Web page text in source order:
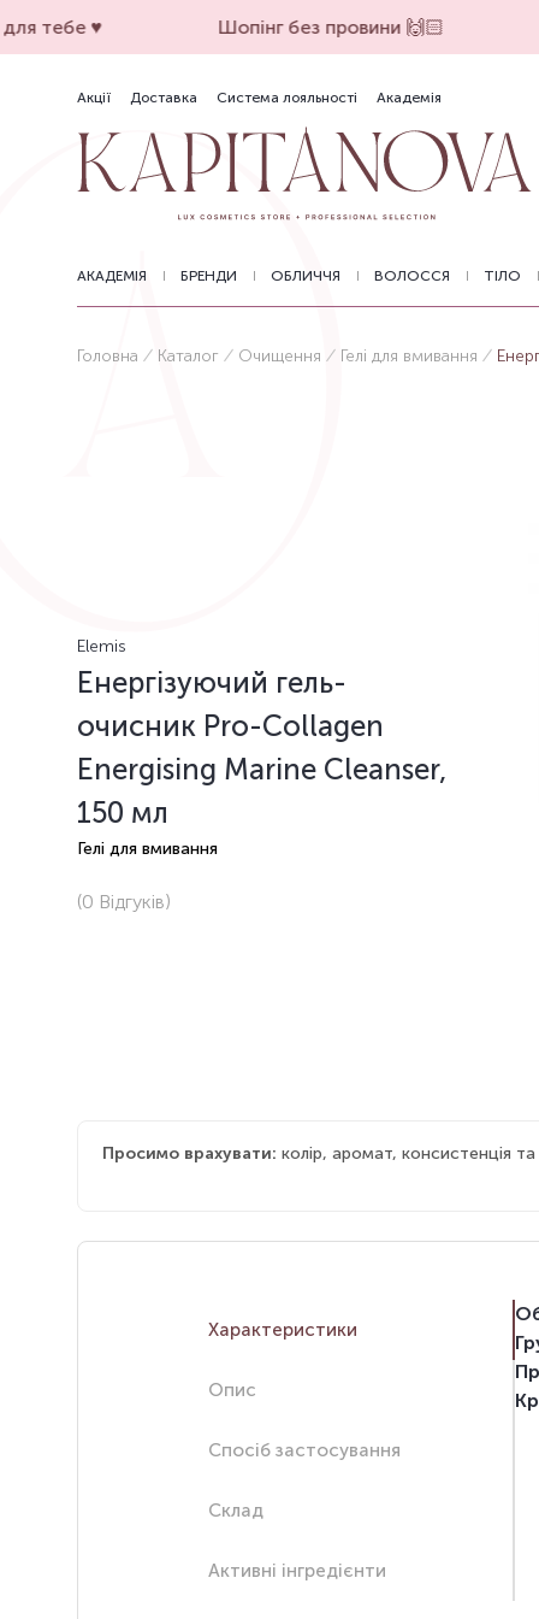
тебе ♥️ Шопінг без провини 🙌🏻
Акції Доставка Система лояльності Академія
АКАДЕМІЯ БРЕНДИ ОБЛИЧЧЯ ВОЛОССЯ ТІЛО
Головна Каталог Очищення Гелі для вмивання
Elemis
Енергізуючий гель-
очисник Pro-Collagen
Energising Marine Cleanser,
150 мл
Гелі для вмивання
(0 Відгуків)
Просимо врахувати: колір, аромат, консистенція
Характеристики
Опис
Спосіб застосування
Склад
Активні інгредієнти